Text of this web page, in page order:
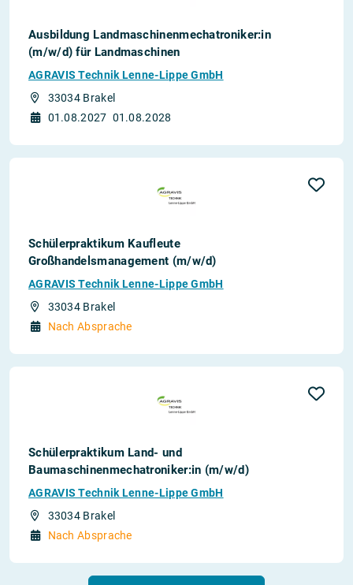
Ausbildung Landmaschinenmechatroniker:in
(m/w/d) für Landmaschinen
AGRAVIS Technik Lenne-Lippe GmbH
33034 Brakel
01.08.2027 01.08.2028
Schülerpraktikum Kaufleute
Großhandelsmanagement (m/w/d)
AGRAVIS Technik Lenne-Lippe GmbH
33034 Brakel
Nach Absprache
Schülerpraktikum Land- und
Baumaschinenmechatroniker:in (m/w/d)
AGRAVIS Technik Lenne-Lippe GmbH
33034 Brakel
Nach Absprache